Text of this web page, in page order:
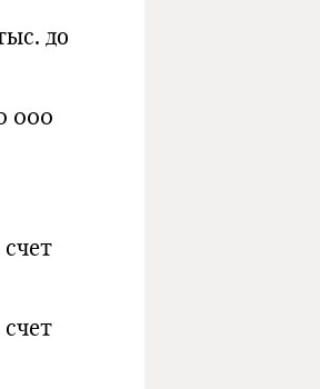
до
000